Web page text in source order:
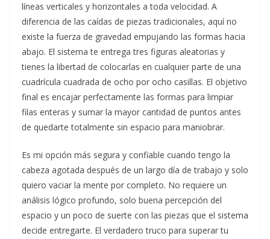
líneas verticales y horizontales a toda velocidad. A
diferencia de las caídas de piezas tradicionales, aquí no
existe la fuerza de gravedad empujando las formas hacia
abajo. El sistema te entrega tres figuras aleatorias y
tienes la libertad de colocarlas en cualquier parte de una
cuadrícula cuadrada de ocho por ocho casillas. El objetivo
final es encajar perfectamente las formas para limpiar
filas enteras y sumar la mayor cantidad de puntos antes
de quedarte totalmente sin espacio para maniobrar.
Es mi opción más segura y confiable cuando tengo la
cabeza agotada después de un largo día de trabajo y solo
quiero vaciar la mente por completo. No requiere un
análisis lógico profundo, solo buena percepción del
espacio y un poco de suerte con las piezas que el sistema
decide entregarte. El verdadero truco para superar tu